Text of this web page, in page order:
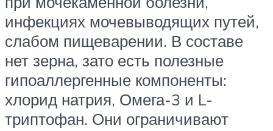
инфекциях мочевыводящих путей,
слабом пищеварении. В составе
нет зерна, зато есть полезные
гипоаллергенные компоненты:
хлорид натрия, Омега-3 и L-
триптофан. Они ограничивают